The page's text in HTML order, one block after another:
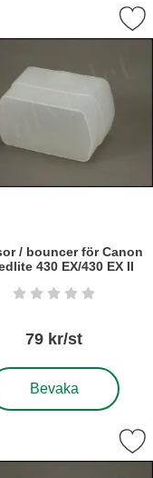
Nikon SB-24 som
/ bouncer för Canon
430 EX/430 EX II
Betyg: 0 stjärnor
79 kr/st
Bevaka
/ bouncer för
bouncer för Canon
580 EX som favorit
/ bouncer för